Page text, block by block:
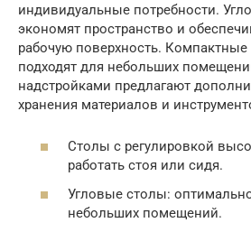
индивидуальные потребности.
экономят пространство и
рабочую поверхность.
подходят для небольших
надстройками предлагают
хранения материалов и
Столы с регулировкой
работать стоя или сидя.
Угловые столы:
небольших помещений.